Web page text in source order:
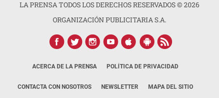
LA PRENSA TODOS LOS DERECHOS RESERVADOS ©2026
ORGANIZACIÓN PUBLICITARIA S.A.
ACERCA DE LA PRENSA POLÍTICA DE PRIVACIDAD
CONTACTA CON NOSOTROS NEWSLETTER MAPA DEL SITIO